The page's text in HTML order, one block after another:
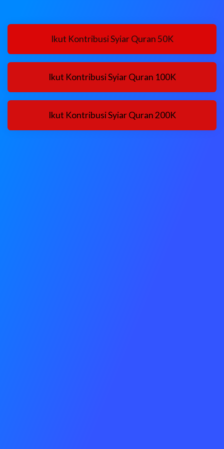
Ikut Kontribusi Syiar Quran 50K
Ikut Kontribusi Syiar Quran 100K
Ikut Kontribusi Syiar Quran 200K